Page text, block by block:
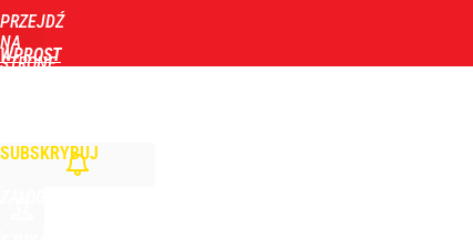
PRZEJDŹ
NA
STRONĘ
WPROST
SUBSKRYBUJ
1